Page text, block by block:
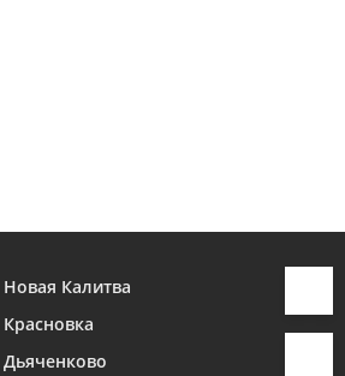
Новая Калитва
Красновка
Дьяченково